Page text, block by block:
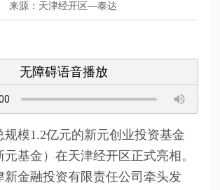
来源：天津经开区—泰达
无障碍语音播放
规模1.2亿元的新元创业投资基金
元基金）在天津经开区正式亮相。
新金融投资有限责任公司牵头发